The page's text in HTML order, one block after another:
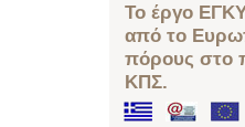
Το έργο
από το
πόρους στο
ΚΠΣ.